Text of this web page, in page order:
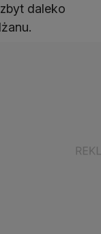
daleko